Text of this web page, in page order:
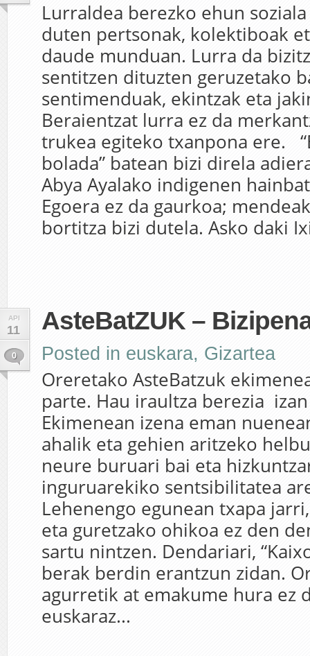
Lurraldea berezko ehun
duten pertsonak, kolektiboak
daude munduan. Lurra da
sentitzen dituzten geruzetako
sentimenduak, ekintzak eta
Beraientzat lurra ez da
trukea egiteko txanpona ere.
bolada” batean bizi direla
Abya Ayalako indigenen
Egoera ez da gaurkoa;
bortitza bizi dutela. Asko daki
API
11
0
AsteBatZUK –
Posted in euskara, Gizartea
Oreretako AsteBatzuk
parte. Hau iraultza berezia
Ekimenean izena eman
ahalik eta gehien aritzeko
neure buruari bai eta
inguruarekiko sentsibilitatea
Lehenengo egunean txapa
eta guretzako ohikoa ez den
sartu nintzen. Dendariari,
berak berdin erantzun zidan.
agurretik at emakume hura ez
euskaraz...